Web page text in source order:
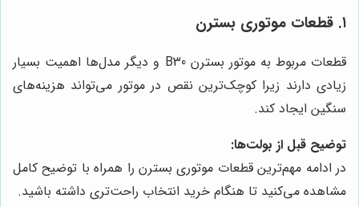
۱. قطعات موتوری بسترن
قطعات مربوط به موتور بسترن B30 و دیگر مدل‌ها اهمیت بسیار
زیادی دارند زیرا کوچک‌ترین نقص در موتور می‌تواند هزینه‌های
سنگین ایجاد کند.
توضیح قبل از بولت‌ها:
در ادامه مهم‌ترین قطعات موتوری بسترن را همراه با توضیح کامل
مشاهده می‌کنید تا هنگام خرید انتخاب راحت‌تری داشته باشید.